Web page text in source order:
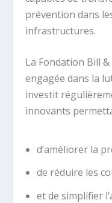
prévention dans
infrastructures.
La Fondation Bill
engagée dans la
investit
innovants
d’améliorer la
de réduire les
et de simplifier